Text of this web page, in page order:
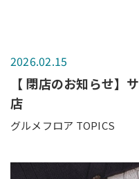
2026.02.15
【 閉店のお知らせ】
店
グルメフロア TOPICS